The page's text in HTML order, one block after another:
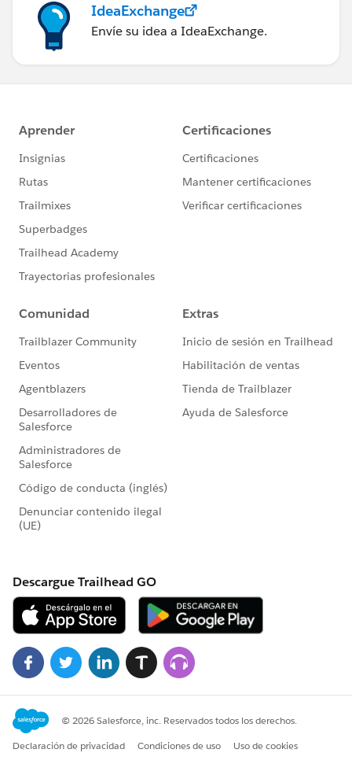
IdeaExchange
Envíe su idea a IdeaExchange.